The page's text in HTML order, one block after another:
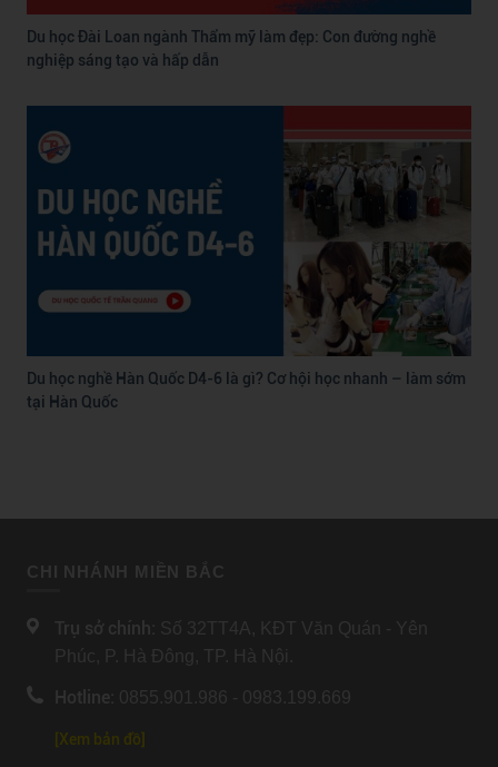
Du học Đài Loan ngành Thẩm mỹ làm đẹp: Con đường nghề
nghiệp sáng tạo và hấp dẫn
Du học nghề Hàn Quốc D4-6 là gì? Cơ hội học nhanh – làm sớm
tại Hàn Quốc
CHI NHÁNH MIỀN BẮC
Trụ sở chính: Số 32TT4A, KĐT Văn Quán - Yên
Phúc, P. Hà Đông, TP. Hà Nội.
Hotline: 0855.901.986 - 0983.199.669
[Xem bản đồ]